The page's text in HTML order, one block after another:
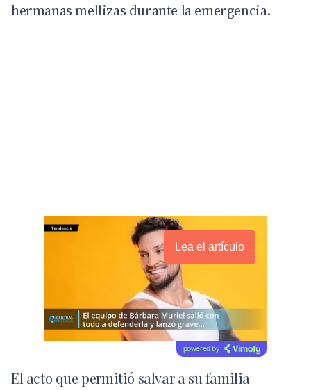
hermanas mellizas durante la emergencia.
Lea el artículo
powered by
El acto que permitió salvar a su familia